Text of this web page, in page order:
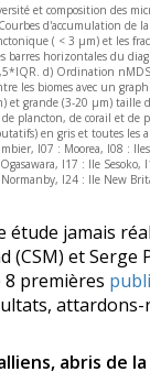
et composition des
d'accumulation de
( < 3 µm) et les
barres horizontales du
d) Ordination nMDS
les biomes avec un
et grande (3-20 µm) taille
de plancton, de corail et de
en gris et toutes les
I07 : Moorea, I08 :
I17 : Ile
Normanby, I24 : Ile New
étude jamais
(CSM) et Serge
8 premières
abris de